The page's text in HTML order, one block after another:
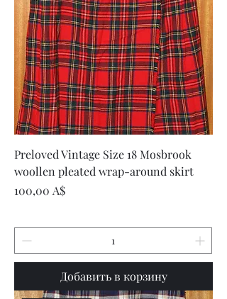
Preloved Vintage Size 18 Mosbrook
woollen pleated wrap-around skirt
Цена
100,00 A$
Добавить в корзину